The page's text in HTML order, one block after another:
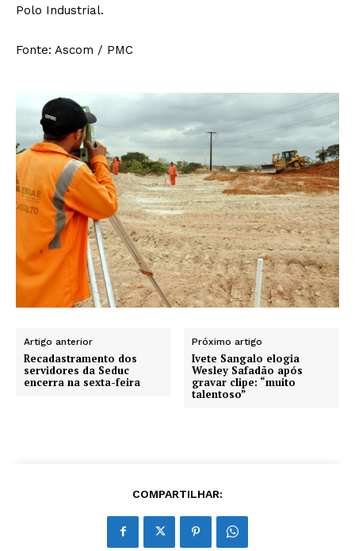
Polo Industrial.
Fonte: Ascom / PMC
Artigo anterior
Recadastramento dos
servidores da Seduc
encerra na sexta-feira
Próximo artigo
Ivete Sangalo elogia
Wesley Safadão após
gravar clipe: “muito
talentoso”
COMPARTILHAR: